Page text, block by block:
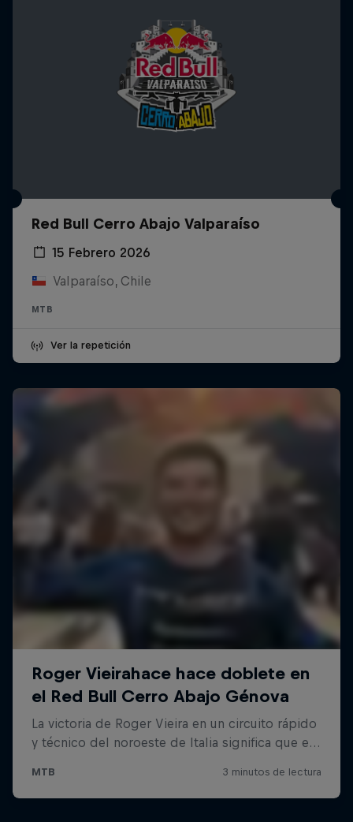
Red Bull Cerro Abajo Valparaíso
15 Febrero 2026
Valparaíso, Chile
MTB
Ver la repetición